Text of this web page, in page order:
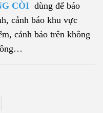
CÒI dùng để báo
cảnh báo khu vực
cảnh báo trên không